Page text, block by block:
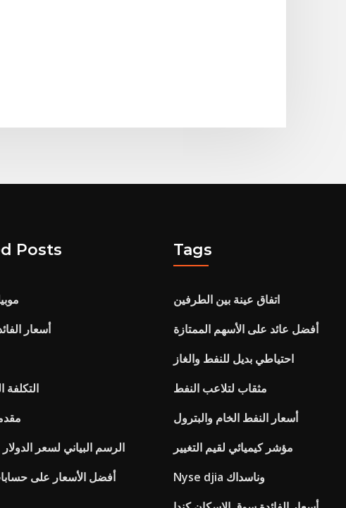
Posts
أسعار
التكلفة
الرسم البياني لسعر الدولار
أفضل الأسعار على
Tags
اتفاق عينة بين الطرفين
أفضل عائد على الأسهم الممتازة
احتياطي بديل للنفط والغاز
مثقاب لتلاعب النفط
أسعار النفط الخام والبترول
مؤشر كيميائي لقيم التغيير
Nyse djia وناسداك